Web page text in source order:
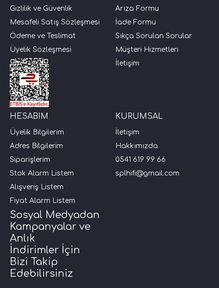
Gizlilik ve Güvenlik
Mesafeli Satış Sözleşmesi
Ödeme ve Teslimat
Üyelik Sözleşmesi
Arıza Formu
İade Formu
Sıkça Sorulan Sorular
Müşteri Hizmetleri
İletişim
HESABIM
Üyelik Bilgilerim
Adres Bilgilerim
Siparişlerim
Stok Alarm Listem
Alışveriş Listem
Fiyat Alarm Listem
KURUMSAL
İletişim
Hakkımızda
0541 619 99 66
splhifi@gmail.com
Sosyal Medyadan
Kampanyalar ve
Anlık
İndirimler İçin
Bizi Takip
Edebilirsiniz